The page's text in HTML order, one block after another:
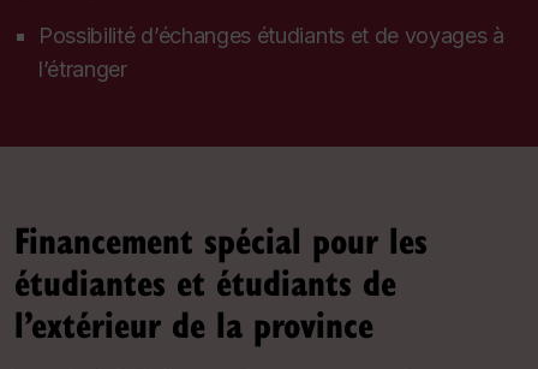
Possibilité d’échanges étudiants et de voyages à
l’étranger
Financement spécial pour les
étudiantes et étudiants de
l’extérieur de la province